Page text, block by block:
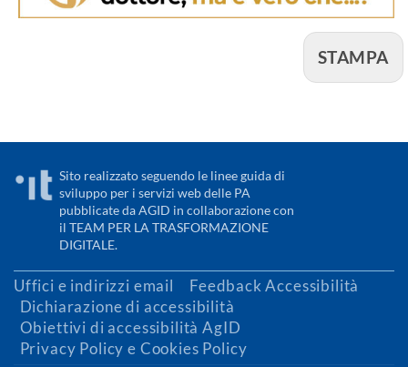
STAMPA
Sito realizzato seguendo le linee guida di
sviluppo per i servizi web delle PA
pubblicate da AGID in collaborazione con
il TEAM PER LA TRASFORMAZIONE
DIGITALE.
Uffici e indirizzi email
Feedback Accessibilità
Dichiarazione di accessibilità
Obiettivi di accessibilità AgID
Privacy Policy e Cookies Policy